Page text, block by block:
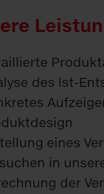
des Ist-
eines
in
der